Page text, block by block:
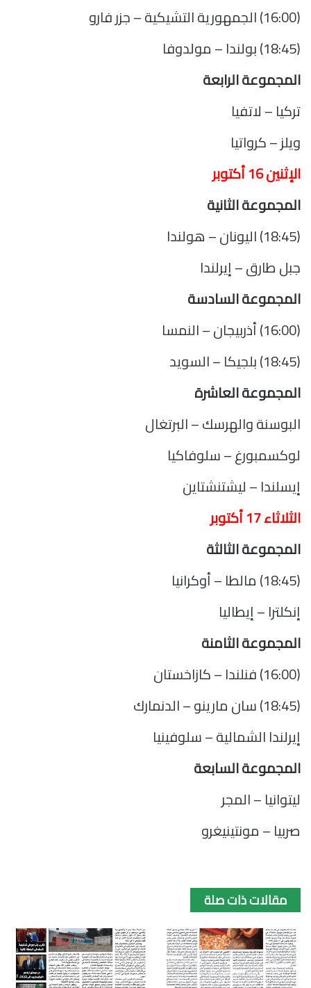
(16:00) الجمهورية التشيكية – جزر فارو
(18:45) بولندا – مولدوفا
المجموعة الرابعة
تركيا – لاتفيا
ويلز – كرواتيا
الإثنين 16 أكتوبر
المجموعة الثانية
(18:45) اليونان – هولندا
جبل طارق – إيرلندا
المجموعة السادسة
(16:00) أذربيجان – النمسا
(18:45) بلجيكا – السويد
المجموعة العاشرة
البوسنة والهرسك – البرتغال
لوكسمبورغ – سلوفاكيا
إيسلندا – ليشتنشتاين
الثلاثاء 17 أكتوبر
المجموعة الثالثة
(18:45) مالطا – أوكرانيا
إنكلترا – إيطاليا
المجموعة الثامنة
(16:00) فنلندا – كازاخستان
(18:45) سان مارينو – الدنمارك
إيرلندا الشمالية – سلوفينيا
المجموعة السابعة
ليتوانيا – المجر
صربيا – مونتينيغرو
مقالات ذات صلة